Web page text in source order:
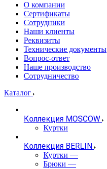
О компании
Сертификаты
Сотрудники
Наши клиенты
Реквизиты
Технические документы
Вопрос-ответ
Наше производство
Сотрудничество
Каталог
Коллекция MOSCOW
Куртки
Коллекция BERLIN
Куртки —
Брюки —